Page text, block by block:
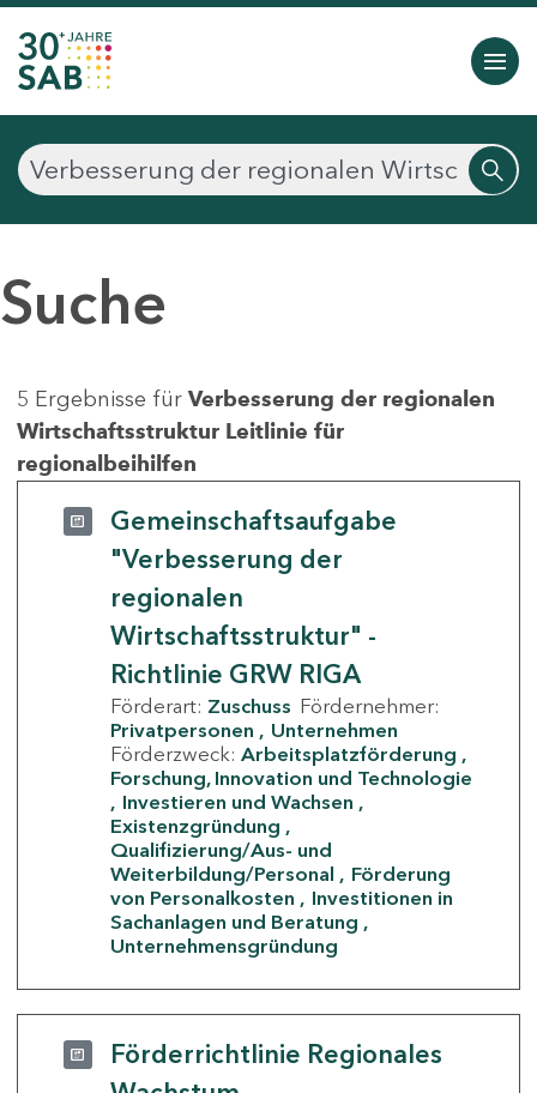
Suche
5 Ergebnisse für Verbesserung der regionalen
Wirtschaftsstruktur Leitlinie für
regionalbeihilfen
Gemeinschaftsaufgabe
"Verbesserung der
regionalen
Wirtschaftsstruktur" -
Richtlinie GRW RIGA
Förderart: Zuschuss Fördernehmer:
Privatpersonen
Unternehmen
Förderzweck: Arbeitsplatzförderung
Forschung, Innovation und Technologie
Investieren und Wachsen
Existenzgründung
Qualifizierung/Aus- und
Weiterbildung/Personal
Förderung
von Personalkosten
Investitionen in
Sachanlagen und Beratung
Unternehmensgründung
Förderrichtlinie Regionales